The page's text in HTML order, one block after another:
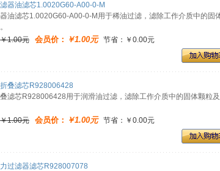
器油滤芯1.0020G60-A00-0-M
油滤芯1.0020G60-A00-0-M用于稀油过滤，滤除工作介质中的固
￥1.00元 会员价： ￥1.00元节省：￥0.00元
叠滤芯R928006428
滤芯R928006428用于润滑油过滤，滤除工作介质中的固体颗粒
￥1.00元 会员价： ￥1.00元节省：￥0.00元
过滤器滤芯R928007078